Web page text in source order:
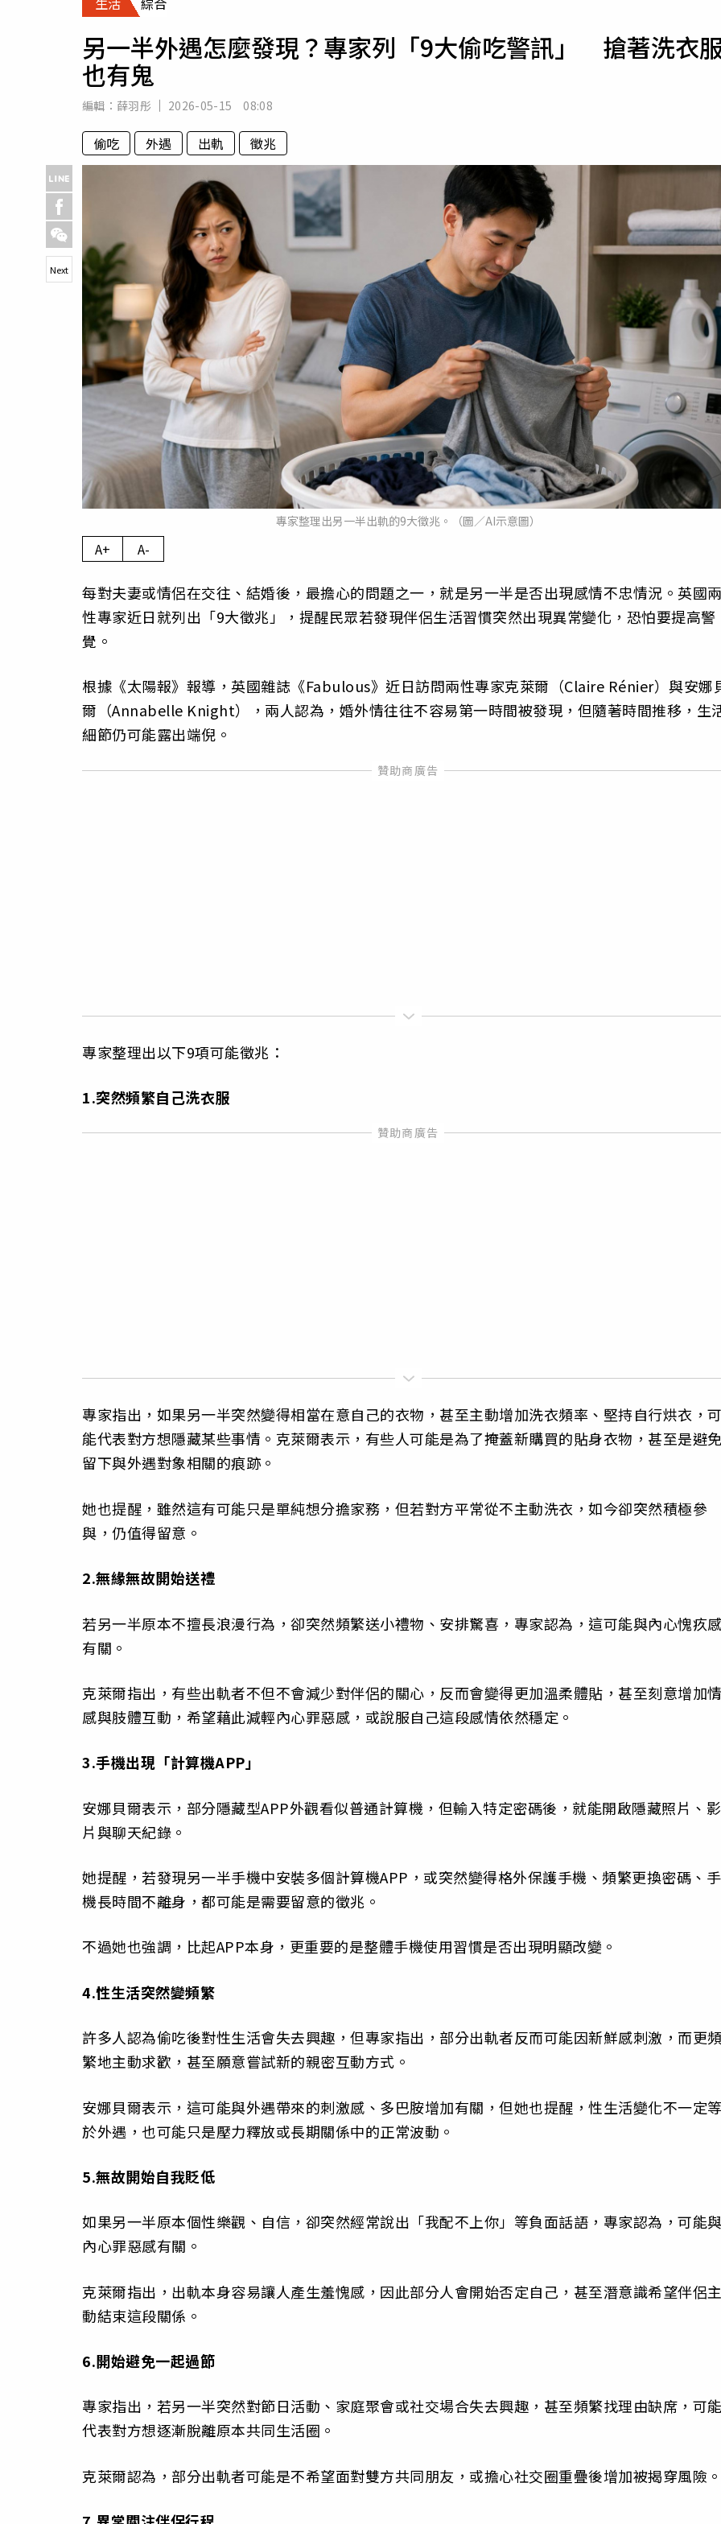
專欄
運勢
另一半外遇怎麼發現？專家列「9大偷吃警訊」 搶著洗衣
也有鬼
編輯： 薛羽彤 2026-05-15 08:08
偷吃 外遇 出軌 徵兆
專家整理出另一半出軌的9大徵兆。（圖／AI示意圖）
Next
A+ A-
每對夫妻或情侶在交往、結婚後，最擔心的問題之一，就是另一半是否出現感情不忠情況。英國
性專家近日就列出「9大徵兆」，提醒民眾若發現伴侶生活習慣突然出現異常變化，恐怕要提高警
覺。
根據《太陽報》報導，英國雜誌《Fabulous》近日訪問兩性專家克萊爾（Claire Rénier）與安娜
爾（Annabelle Knight），兩人認為，婚外情往往不容易第一時間被發現，但隨著時間推移，生
細節仍可能露出端倪。
專家整理出以下9項可能徵兆：
1.突然頻繁自己洗衣服
專家指出，如果另一半突然變得相當在意自己的衣物，甚至主動增加洗衣頻率、堅持自行烘衣，
能代表對方想隱藏某些事情。克萊爾表示，有些人可能是為了掩蓋新購買的貼身衣物，甚至是避
留下與外遇對象相關的痕跡。
她也提醒，雖然這有可能只是單純想分擔家務，但若對方平常從不主動洗衣，如今卻突然積極參
與，仍值得留意。
2.無緣無故開始送禮
若另一半原本不擅長浪漫行為，卻突然頻繁送小禮物、安排驚喜，專家認為，這可能與內心愧疚
有關。
克萊爾指出，有些出軌者不但不會減少對伴侶的關心，反而會變得更加溫柔體貼，甚至刻意增加
感與肢體互動，希望藉此減輕內心罪惡感，或說服自己這段感情依然穩定。
3.手機出現「計算機APP」
安娜貝爾表示，部分隱藏型APP外觀看似普通計算機，但輸入特定密碼後，就能開啟隱藏照片、影
片與聊天紀錄。
她提醒，若發現另一半手機中安裝多個計算機APP，或突然變得格外保護手機、頻繁更換密碼、手
機長時間不離身，都可能是需要留意的徵兆。
不過她也強調，比起APP本身，更重要的是整體手機使用習慣是否出現明顯改變。
4.性生活突然變頻繁
許多人認為偷吃後對性生活會失去興趣，但專家指出，部分出軌者反而可能因新鮮感刺激，而更
繁地主動求歡，甚至願意嘗試新的親密互動方式。
安娜貝爾表示，這可能與外遇帶來的刺激感、多巴胺增加有關，但她也提醒，性生活變化不一定
於外遇，也可能只是壓力釋放或長期關係中的正常波動。
5.無故開始自我貶低
如果另一半原本個性樂觀、自信，卻突然經常說出「我配不上你」等負面話語，專家認為，可能
內心罪惡感有關。
克萊爾指出，出軌本身容易讓人產生羞愧感，因此部分人會開始否定自己，甚至潛意識希望伴侶
動結束這段關係。
6.開始避免一起過節
專家指出，若另一半突然對節日活動、家庭聚會或社交場合失去興趣，甚至頻繁找理由缺席，可
代表對方想逐漸脫離原本共同生活圈。
克萊爾認為，部分出軌者可能是不希望面對雙方共同朋友，或擔心社交圈重疊後增加被揭穿風險